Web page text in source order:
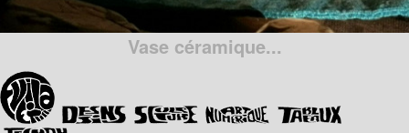
Vase céramique...